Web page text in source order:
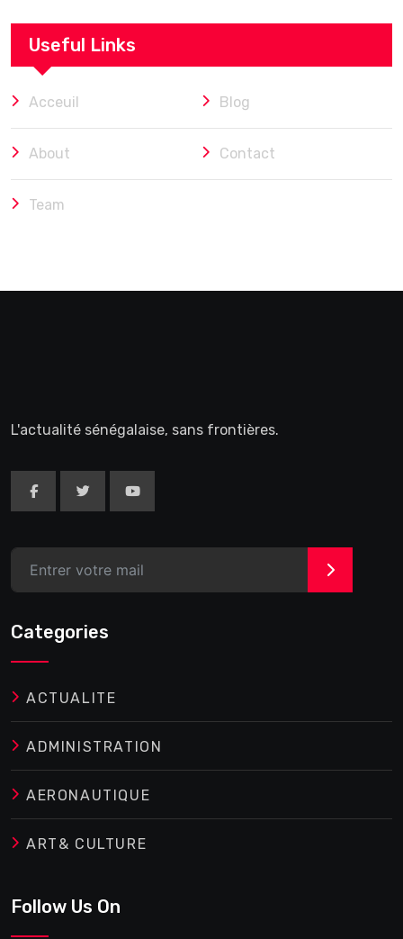
Useful Links
Acceuil Blog
About Contact
Team
L'actualité sénégalaise, sans frontières.
>
Categories
ACTUALITE
ADMINISTRATION
AERONAUTIQUE
ART& CULTURE
Follow Us On